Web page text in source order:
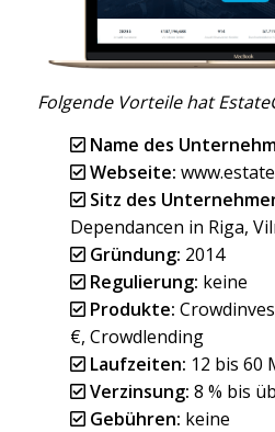
Folgende Vorteile hat
Name des
Webseite:
Sitz des
Dependancen in Riga,
Gründung: 2014
Regulierung: keine
Produkte:
€, Crowdlending
Laufzeiten: 12 bis 60
Verzinsung: 8 % bis
Gebühren: keine